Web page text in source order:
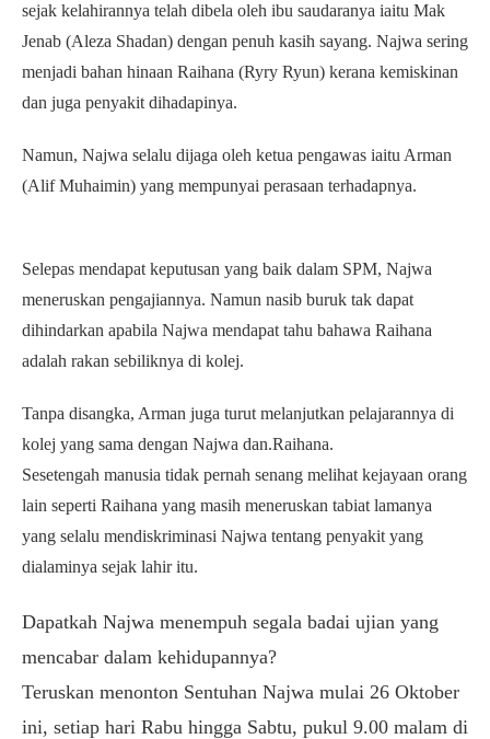
sejak kelahirannya telah dibela oleh ibu saudaranya iaitu Mak
Jenab (Aleza Shadan) dengan penuh kasih sayang. Najwa sering
menjadi bahan hinaan Raihana (Ryry Ryun) kerana kemiskinan
dan juga penyakit dihadapinya.
Namun, Najwa selalu dijaga oleh ketua pengawas iaitu Arman
(Alif Muhaimin) yang mempunyai perasaan terhadapnya.
Selepas mendapat keputusan yang baik dalam SPM, Najwa
meneruskan pengajiannya. Namun nasib buruk tak dapat
dihindarkan apabila Najwa mendapat tahu bahawa Raihana
adalah rakan sebiliknya di kolej.
Tanpa disangka, Arman juga turut melanjutkan pelajarannya di
kolej yang sama dengan Najwa dan.Raihana.
Sesetengah manusia tidak pernah senang melihat kejayaan orang
lain seperti Raihana yang masih meneruskan tabiat lamanya
yang selalu mendiskriminasi Najwa tentang penyakit yang
dialaminya sejak lahir itu.
Dapatkah Najwa menempuh segala badai ujian yang
mencabar dalam kehidupannya?
Teruskan menonton Sentuhan Najwa mulai 26 Oktober
ini, setiap hari Rabu hingga Sabtu, pukul 9.00 malam di